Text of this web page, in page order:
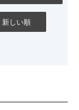
新しい順